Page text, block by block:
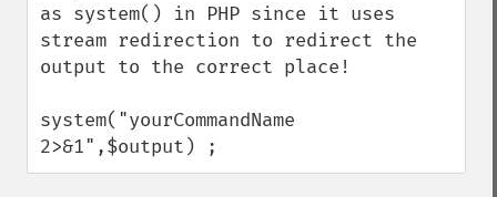
as system() in PHP since it uses
stream redirection to redirect the
output to the correct place!
system("yourCommandName
2>&1",$output) ;